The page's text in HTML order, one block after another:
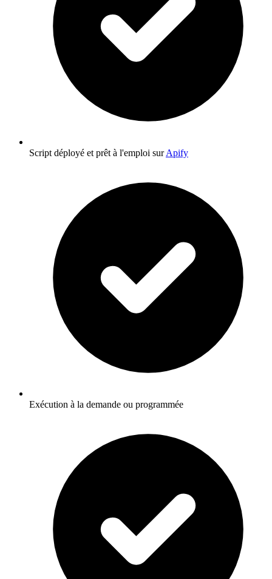
Script déployé et prêt à l'emploi surApify
Exécution à la demande ou programmée